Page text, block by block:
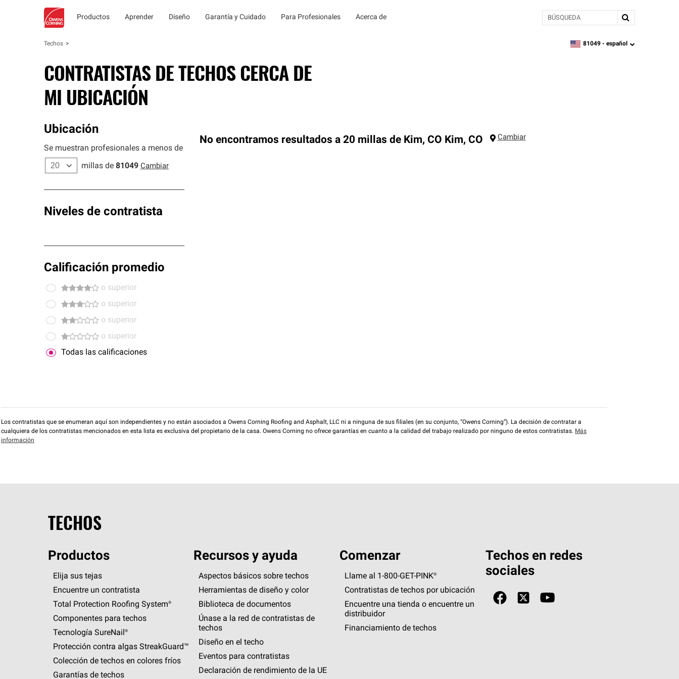
Productos Aprender Diseño Garantía y Cuidado Para Profesionales Acerca de BÚSQUEDA
Techos zipcode,language
81049 - español
CONTRATISTAS DE TECHOS CERCA DE
MI UBICACIÓN
Ubicación
Se muestran profesionales a menos de
millas de 81049 Cambiar
Niveles de contratista
Calificación promedio
o superior
o superior
o superior
o superior
Todas las calificaciones
No encontramos resultados a 20 millas de Kim, CO Kim, CO Cambiar
Los contratistas que se enumeran aquí son independientes y no están asociados a Owens Corning Roofing and Asphalt, LLC ni a ninguna de sus filiales (en su conjunto, “Owens Corning”). La decisión de contratar a
cualquiera de los contratistas mencionados en esta lista es exclusiva del propietario de la casa. Owens Corning no ofrece garantías en cuanto a la calidad del trabajo realizado por ninguno de estos contratistas. Más
información
TECHOS
Productos
Elija sus tejas
Encuentre un contratista
Total Protection Roofing System®
Componentes para techos
Tecnología SureNail®
Protección contra algas StreakGuard™
Colección de techos en colores fríos
Garantías de techos
Recursos y ayuda
Aspectos básicos sobre techos
Herramientas de diseño y color
Biblioteca de documentos
Únase a la red de contratistas de
techos
Diseño en el techo
Eventos para contratistas
Declaración de rendimiento de la UE
Comenzar
Llame al 1-800-GET -PINK®
Contratistas de techos por ubicación
Encuentre una tienda o encuentre un
distribuidor
Financiamiento de techos
Techos en redes
sociales